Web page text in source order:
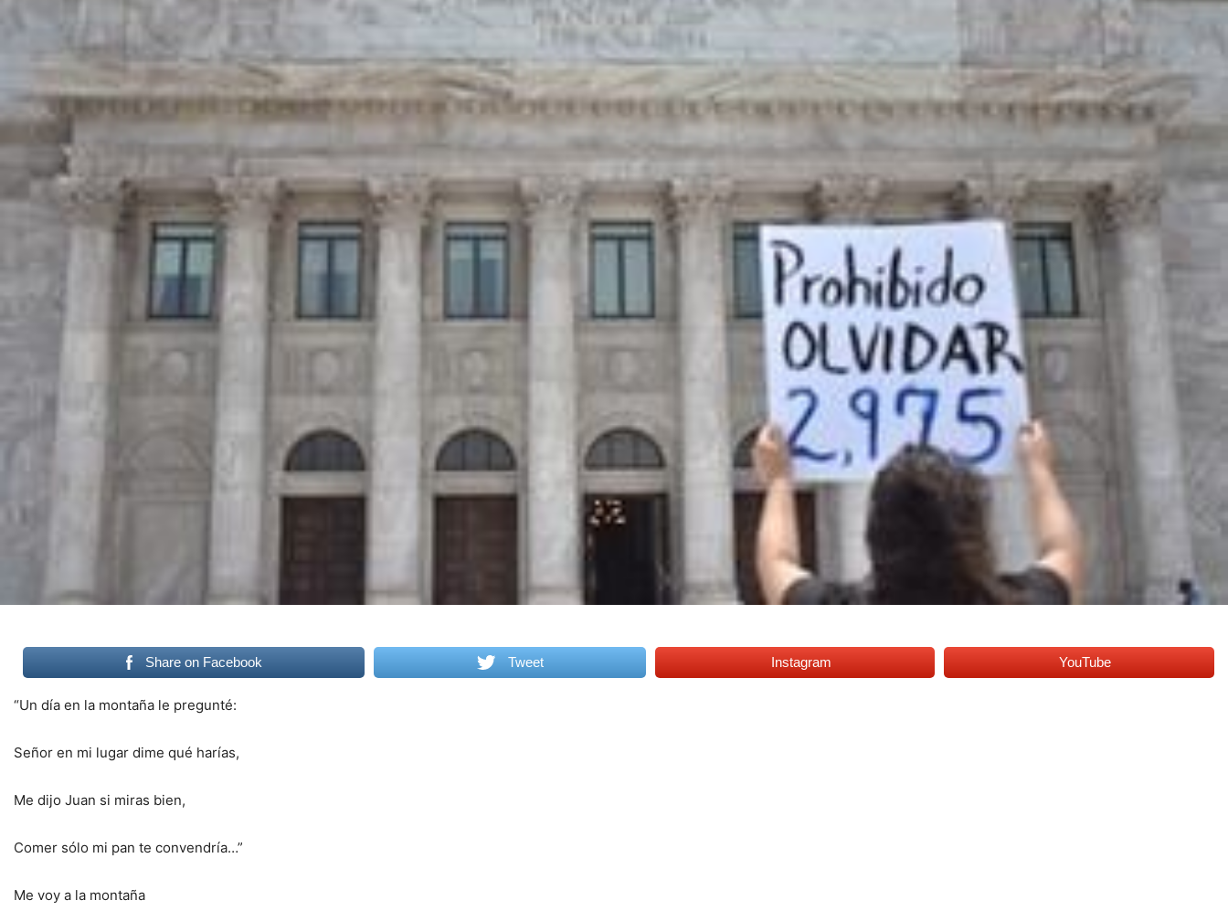
Share on Facebook Tweet Instagram YouTube
“Un día en la montaña le pregunté:
Señor en mi lugar dime qué harías,
Me dijo Juan si miras bien,
Comer sólo mi pan te convendría…”
Me voy a la montaña